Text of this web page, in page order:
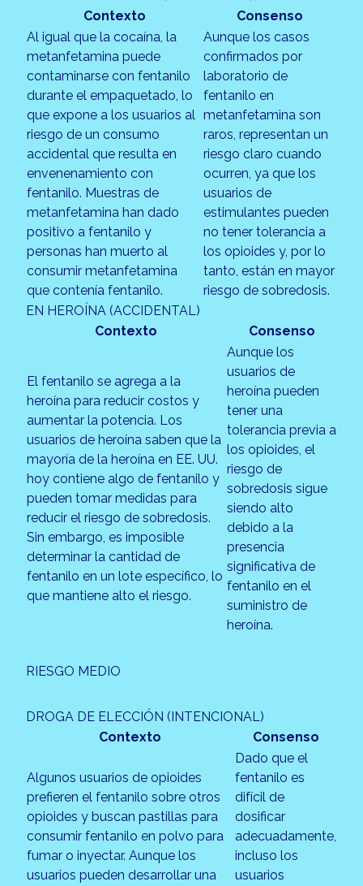
Contexto
Consenso
Al igual que la cocaína, la
metanfetamina puede
contaminarse con fentanilo
durante el empaquetado, lo
que expone a los usuarios al
riesgo de un consumo
accidental que resulta en
envenenamiento con
fentanilo. Muestras de
metanfetamina han dado
positivo a fentanilo y
personas han muerto al
consumir metanfetamina
que contenía fentanilo.
Aunque los casos
confirmados por
laboratorio de
fentanilo en
metanfetamina son
raros, representan un
riesgo claro cuando
ocurren, ya que los
usuarios de
estimulantes pueden
no tener tolerancia a
los opioides y, por lo
tanto, están en mayor
riesgo de sobredosis.
EN HEROÍNA (ACCIDENTAL)
Contexto
Consenso
El fentanilo se agrega a la
heroína para reducir costos y
aumentar la potencia. Los
usuarios de heroína saben que la
mayoría de la heroína en EE. UU.
hoy contiene algo de fentanilo y
pueden tomar medidas para
reducir el riesgo de sobredosis.
Sin embargo, es imposible
determinar la cantidad de
fentanilo en un lote específico, lo
que mantiene alto el riesgo.
Aunque los
usuarios de
heroína pueden
tener una
tolerancia previa a
los opioides, el
riesgo de
sobredosis sigue
siendo alto
debido a la
presencia
significativa de
fentanilo en el
suministro de
heroína.
RIESGO MEDIO
DROGA DE ELECCIÓN (INTENCIONAL)
Contexto
Consenso
Algunos usuarios de opioides
prefieren el fentanilo sobre otros
opioides y buscan pastillas para
consumir fentanilo en polvo para
fumar o inyectar. Aunque los
usuarios pueden desarrollar una
Dado que el
fentanilo es
difícil de
dosificar
adecuadamente,
incluso los
usuarios